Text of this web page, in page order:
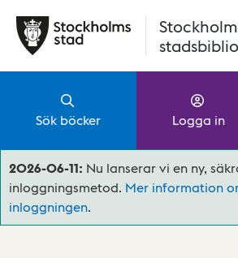
Sök böcker Logga in
2026-06-11: Nu lanserar vi en ny,
inloggningsmetod. Mer information
inloggningen.